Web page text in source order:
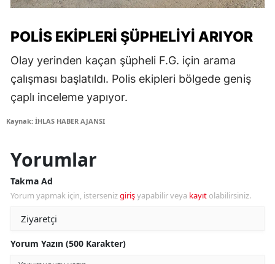
POLIS EKIPLERI ŞÜPHELIYI ARIYOR
Olay yerinden kaçan şüpheli F.G. için arama
çalışması başlatıldı. Polis ekipleri bölgede geniş
çaplı inceleme yapıyor.
Kaynak: İHLAS HABER AJANSI
Yorumlar
Takma Ad
Yorum yapmak için, istersenizgirişyapabilir veya kayıt olabilirsiniz.
Yorum Yazın (500 Karakter)